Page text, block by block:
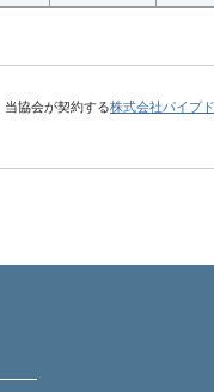
当協会が契約する株式会社パイプ